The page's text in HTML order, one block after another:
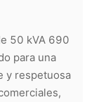
50 kVA 690
para una
y respetuosa